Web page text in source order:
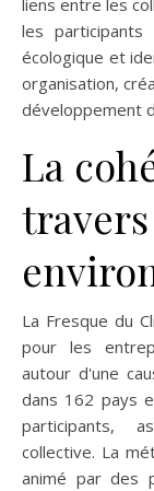
liens entre les
les participants
écologique et
organisation,
développement
La
La Fresque du
pour les
autour d'une
dans 162 pays
participants,
collective. La
animé par des